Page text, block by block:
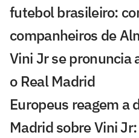
futebol brasileiro:
companheiros de
Vini Jr se pronuncia
o Real Madrid
Europeus reagem a
Madrid sobre Vini